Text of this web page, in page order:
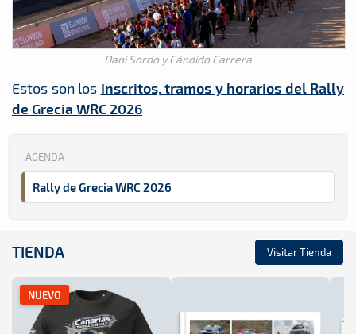
Dani Sordo y Cándido Carrera
Estos son los Inscritos, tramos y horarios del Rally
de Grecia WRC 2026
AGENDA
Rally de Grecia WRC 2026
TIENDA Visitar Tienda
NUEVO